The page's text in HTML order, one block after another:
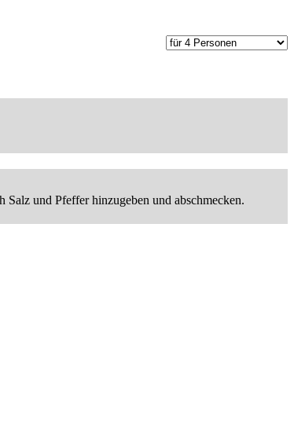
und Pfeffer hinzugeben und abschmecken.